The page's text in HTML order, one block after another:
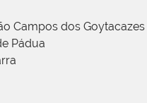
Campos dos Goytacazes
Pádua